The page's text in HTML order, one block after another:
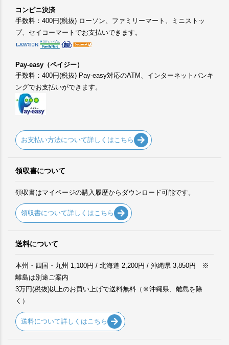
コンビニ決済
手数料：400円(税抜) ローソン、ファミリーマート、ミニストッ
プ、セイコーマートでお支払いできます。
Pay-easy（ペイジー）
手数料：400円(税抜) Pay-easy対応のATM、インターネットバンキ
ングでお支払いができます。
お支払い方法について詳しくはこちら
領収書について
領収書はマイページの購入履歴からダウンロード可能です。
領収書について詳しくはこちら
送料について
本州・四国・九州 1,100円 / 北海道 2,200円 / 沖縄県 3,850円 ※
離島は別途ご案内
3万円(税抜)以上のお買い上げで送料無料（※沖縄県、離島を除
く）
送料について詳しくはこちら